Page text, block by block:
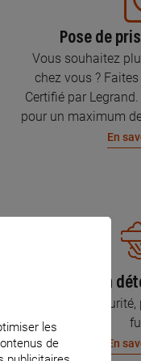
Pose de
Vous souhaitez
chez vous ?
Certifié par
pour un maximum
En
Pose d’un
Pour votre
En
les
de